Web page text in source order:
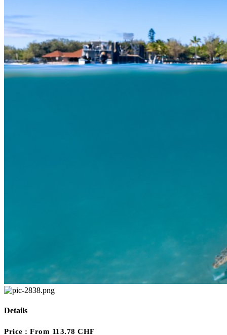
Details
Price : From 113.78 CHF